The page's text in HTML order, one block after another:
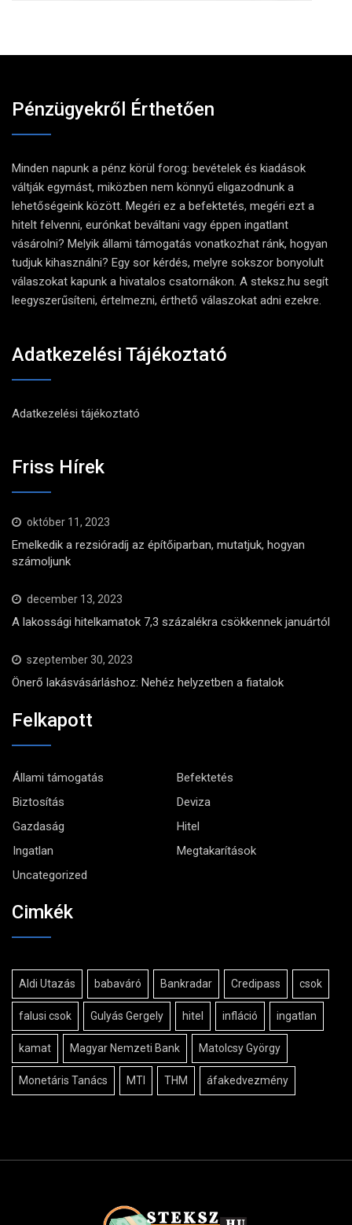
Pénzügyekről Érthetően
Minden napunk a pénz körül forog: bevételek és kiadások
váltják egymást, miközben nem könnyű eligazodnunk a
lehetőségeink között. Megéri ez a befektetés, megéri ezt a
hitelt felvenni, eurónkat beváltani vagy éppen ingatlant
vásárolni? Melyik állami támogatás vonatkozhat ránk, hogyan
tudjuk kihasználni? Egy sor kérdés, melyre sokszor bonyolult
válaszokat kapunk a hivatalos csatornákon. A steksz.hu segít
leegyszerűsíteni, értelmezni, érthető válaszokat adni ezekre.
Adatkezelési Tájékoztató
Adatkezelési tájékoztató
Friss Hírek
október 11, 2023
Emelkedik a rezsióradíj az építőiparban, mutatjuk, hogyan
számoljunk
december 13, 2023
A lakossági hitelkamatok 7,3 százalékra csökkennek januártól
szeptember 30, 2023
Önerő lakásvásárláshoz: Nehéz helyzetben a fiatalok
Felkapott
Állami támogatás
Befektetés
Biztosítás
Deviza
Gazdaság
Hitel
Ingatlan
Megtakarítások
Uncategorized
Cimkék
Aldi Utazás babaváró Bankradar Credipass csok
falusi csok Gulyás Gergely hitel infláció ingatlan
kamat Magyar Nemzeti Bank Matolcsy György
Monetáris Tanács MTI THM áfakedvezmény